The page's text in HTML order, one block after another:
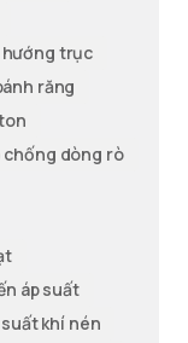
trục
răng
chống dòng rò
áp suất
suất khí nén